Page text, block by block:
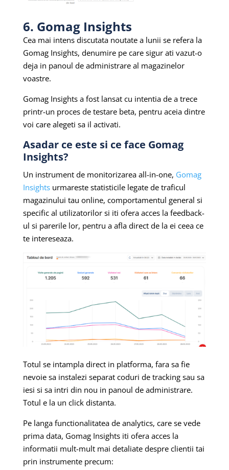
6. Gomag Insights
Cea mai intens discutata noutate a lunii se refera la
Gomag Insights, denumire pe care sigur ati vazut-o
deja in panoul de administrare al magazinelor
voastre.
Gomag Insights a fost lansat cu intentia de a trece
printr-un proces de testare beta, pentru aceia dintre
voi care alegeti sa il activati.
Asadar ce este si ce face Gomag
Insights?
Un instrument de monitorizarea all-in-one, Gomag
Insightsurmareste statisticile legate de traficul
magazinului tau online, comportamentul general si
specific al utilizatorilor si iti ofera acces la feedback-
ul si parerile lor, pentru a afla direct de la ei ceea ce
te intereseaza.
Totul se intampla direct in platforma, fara sa fie
nevoie sa instalezi separat coduri de tracking sau sa
iesi si sa intri din nou in panoul de administrare.
Totul e la un click distanta.
Pe langa functionalitatea de analytics, care se vede
prima data, Gomag Insights iti ofera acces la
informatii mult-mult mai detaliate despre clientii tai
prin instrumente precum: